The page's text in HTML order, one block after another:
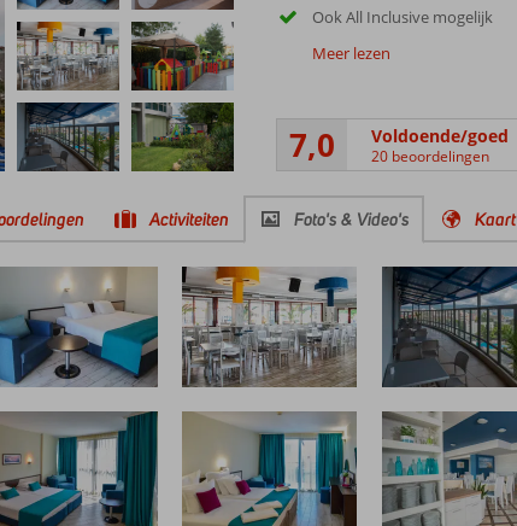
Ook All Inclusive mogelijk
Meer lezen
7,0 Voldoende/goed
20 beoordelingen
Activiteiten Foto's & Video's Kaart